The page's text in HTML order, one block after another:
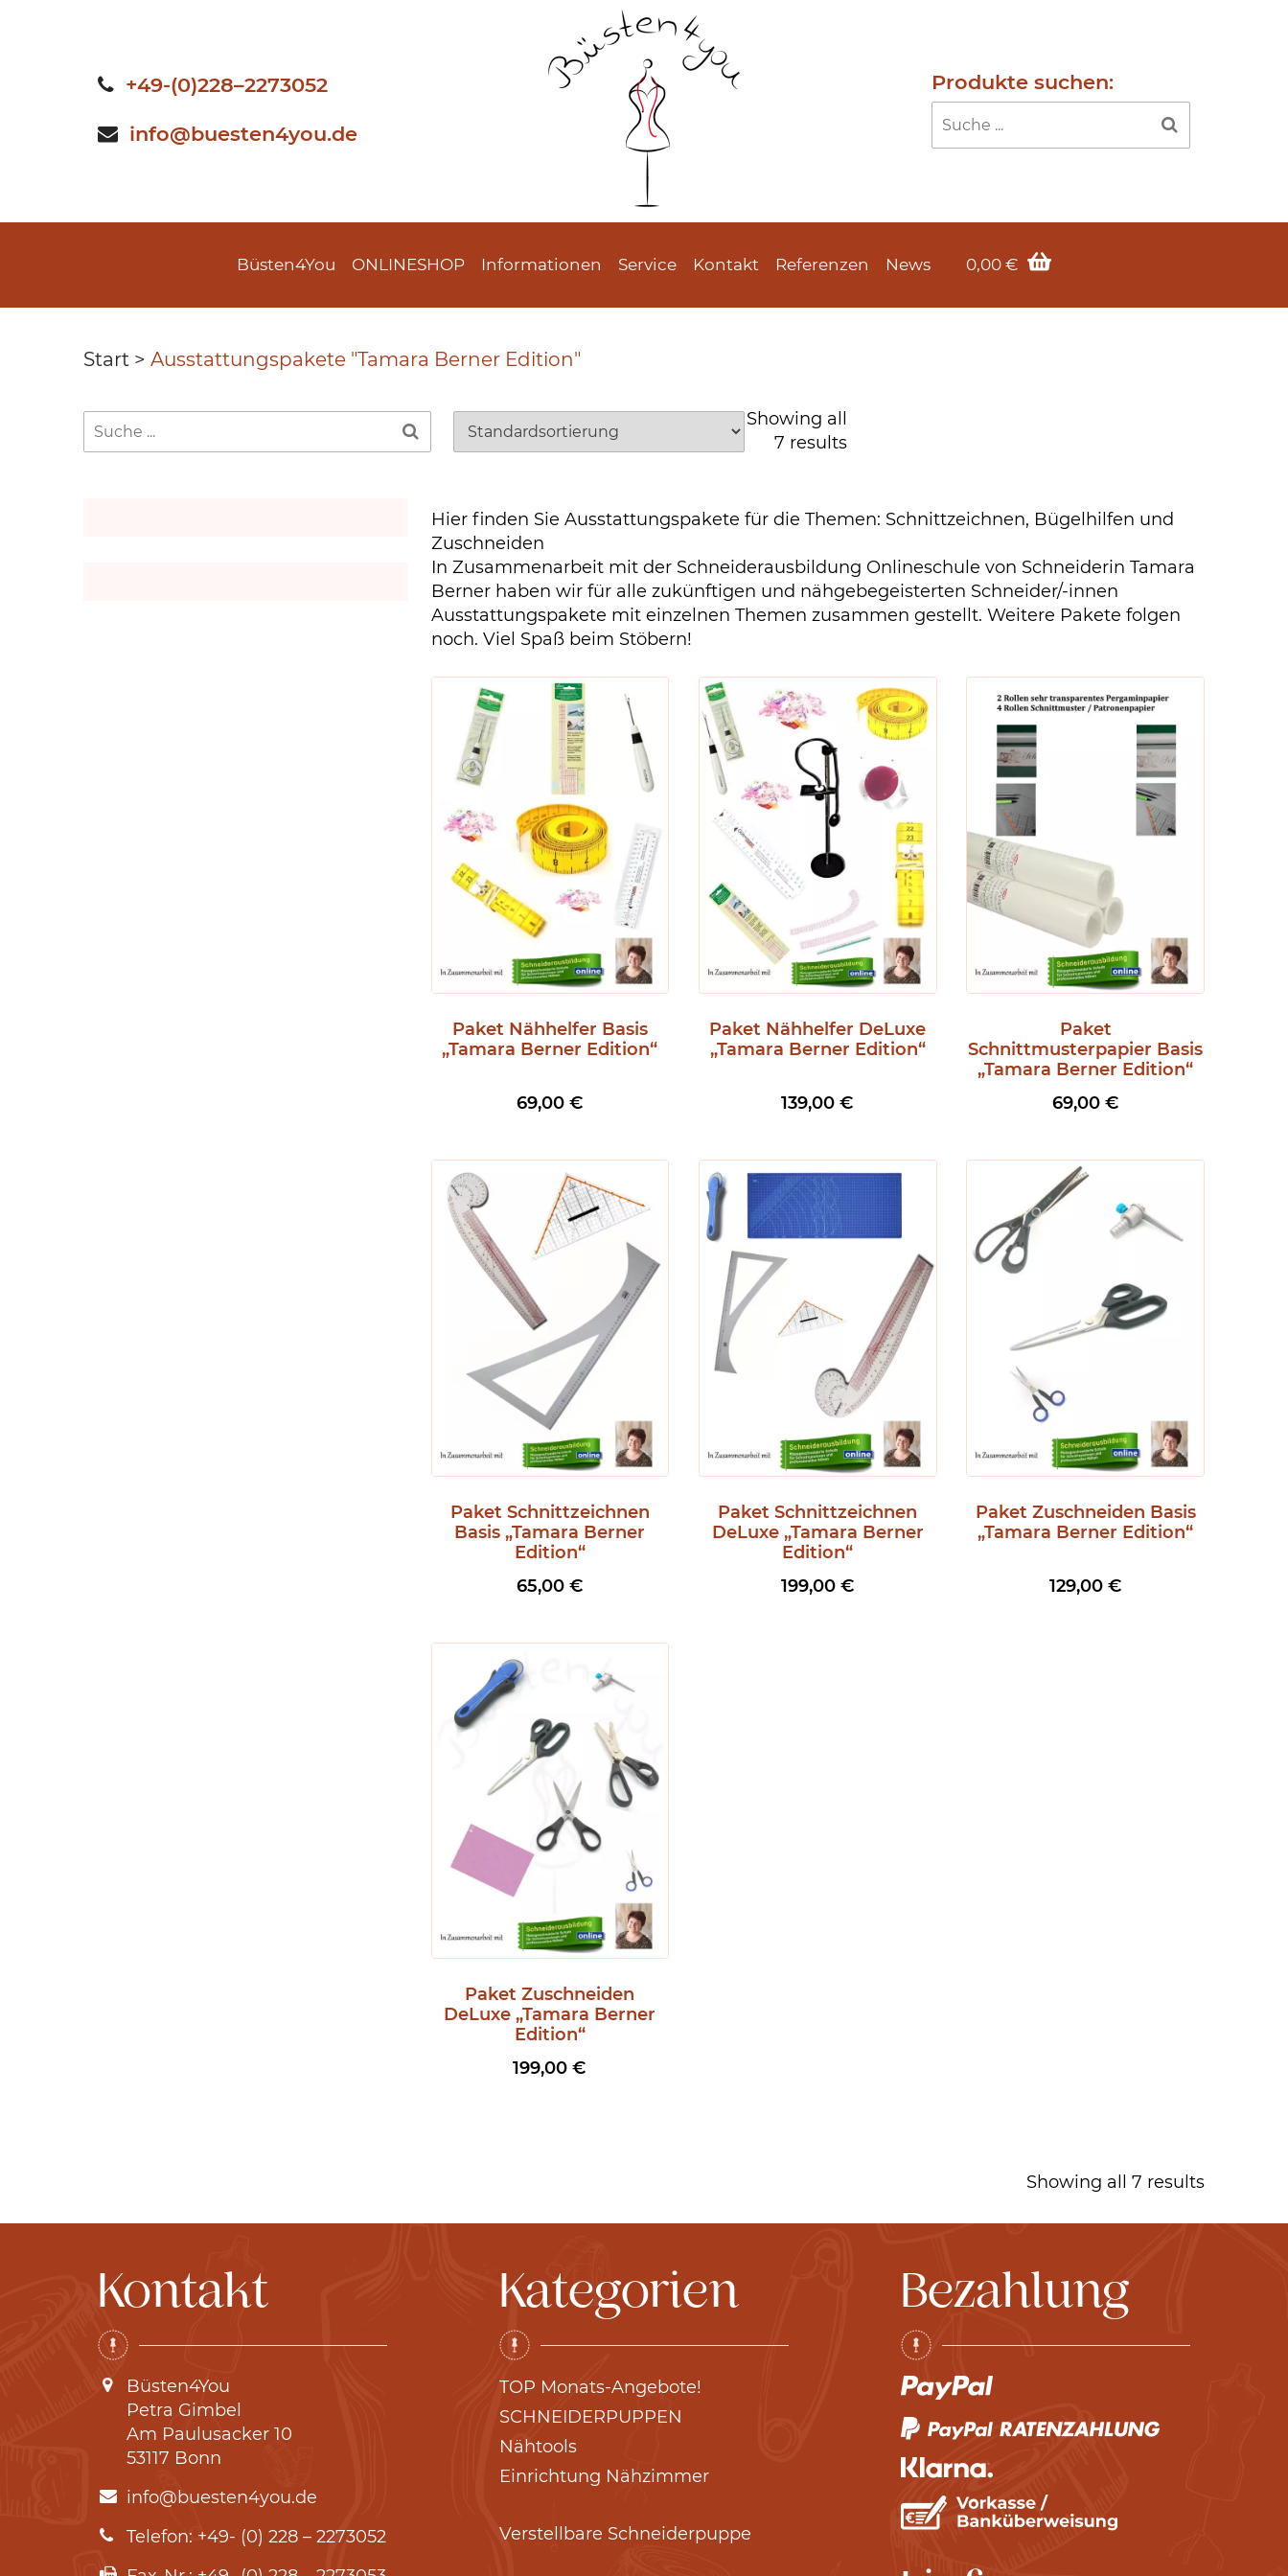
+49-(0)228–2273052
info@buesten4you.de
Produkte suchen:
Büsten4You ONLINESHOP Informationen Service Kontakt Referenzen News 0,00 €
Start > Ausstattungspakete "Tamara Berner Edition"
Showing all
7 results
Hier finden Sie Ausstattungspakete für die Themen: Schnittzeichnen, Bügelhilfen und
Zuschneiden
In Zusammenarbeit mit der Schneiderausbildung Onlineschule von Schneiderin Tamara
Berner haben wir für alle zukünftigen und nähgebegeisterten Schneider/-innen
Ausstattungspakete mit einzelnen Themen zusammen gestellt. Weitere Pakete folgen
noch. Viel Spaß beim Stöbern!
Paket Nähhelfer Basis
„Tamara Berner Edition“
69,00 €
Paket Nähhelfer DeLuxe
„Tamara Berner Edition“
139,00€
Paket
Schnittmusterpapier Basis
„Tamara Berner Edition“
69,00 €
Paket Schnittzeichnen
Basis „Tamara Berner
Edition“
65,00 €
Paket Schnittzeichnen
DeLuxe „Tamara Berner
Edition“
199,00 €
Paket Zuschneiden Basis
„Tamara Berner Edition“
129,00 €
Paket Zuschneiden
DeLuxe „Tamara Berner
Edition“
199,00€
Showing all 7 results
Kontakt
Büsten4You
Petra Gimbel
Am Paulusacker 10
53117 Bonn
info@buesten4you.de
Telefon: +49- (0) 228 – 2273052
Kategorien
TOP Monats-Angebote!
SCHNEIDERPUPPEN
Nähtools
Einrichtung Nähzimmer
Verstellbare Schneiderpuppe
Bezahlung